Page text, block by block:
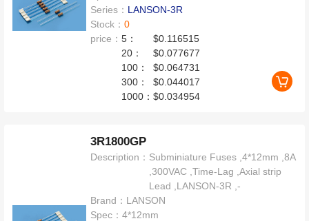
Series： LANSON-3R
Stock：0
price：5：
$0.116515
20：
$0.077677
100：
$0.064731
300：
$0.044017
1000：$0.034954
3R1800GP
Description： Subminiature Fuses ,4*12mm ,8A
,300VAC ,Time-Lag ,Axial strip
Lead ,LANSON-3R ,-
Brand： LANSON
Spec：4*12mm